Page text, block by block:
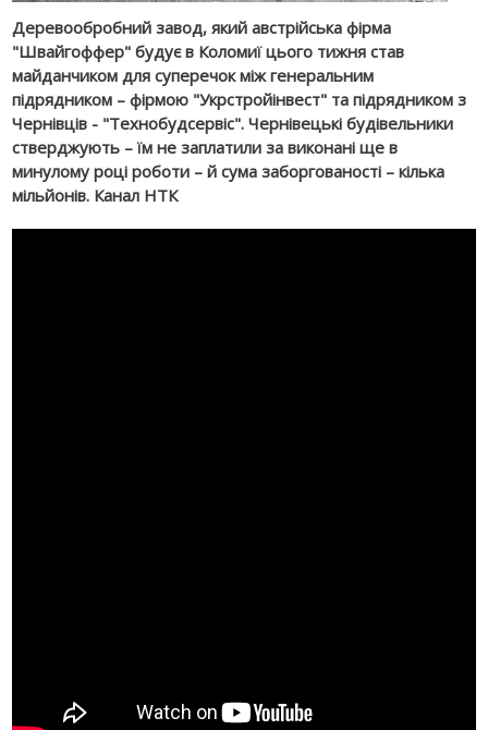
Деревообробний завод, який австрійська фірма
"Швайгоффер" будує в Коломиї цього тижня став
майданчиком для суперечок між генеральним
підрядником – фірмою "Укрстройінвест" та підрядником з
Чернівців - "Технобудсервіс". Чернівецькі будівельники
стверджують – їм не заплатили за виконані ще в
минулому році роботи – й сума заборгованості – кілька
мільйонів. Канал НТК